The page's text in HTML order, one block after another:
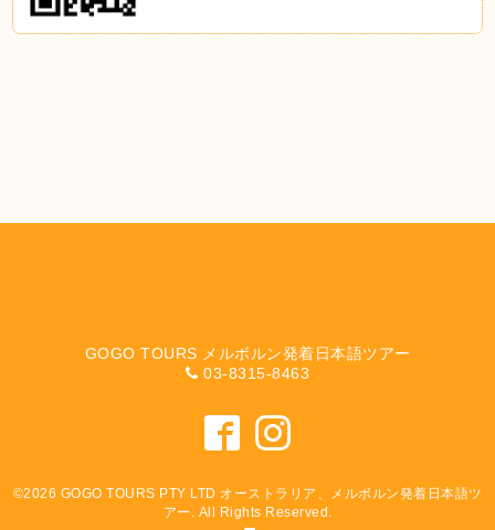
GOGO TOURS メルボルン発着日本語ツアー
03-8315-8463
©2026 GOGO TOURS PTY LTD オーストラリア、メルボルン発着日本語ツ
アー . All Rights Reserved.